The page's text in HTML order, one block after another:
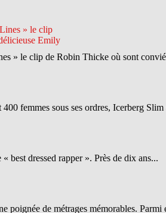
» le clip de Robin Thicke où sont
femmes sous ses ordres, Icerberg
dressed rapper ». Près de dix ans...
poignée de métrages mémorables.